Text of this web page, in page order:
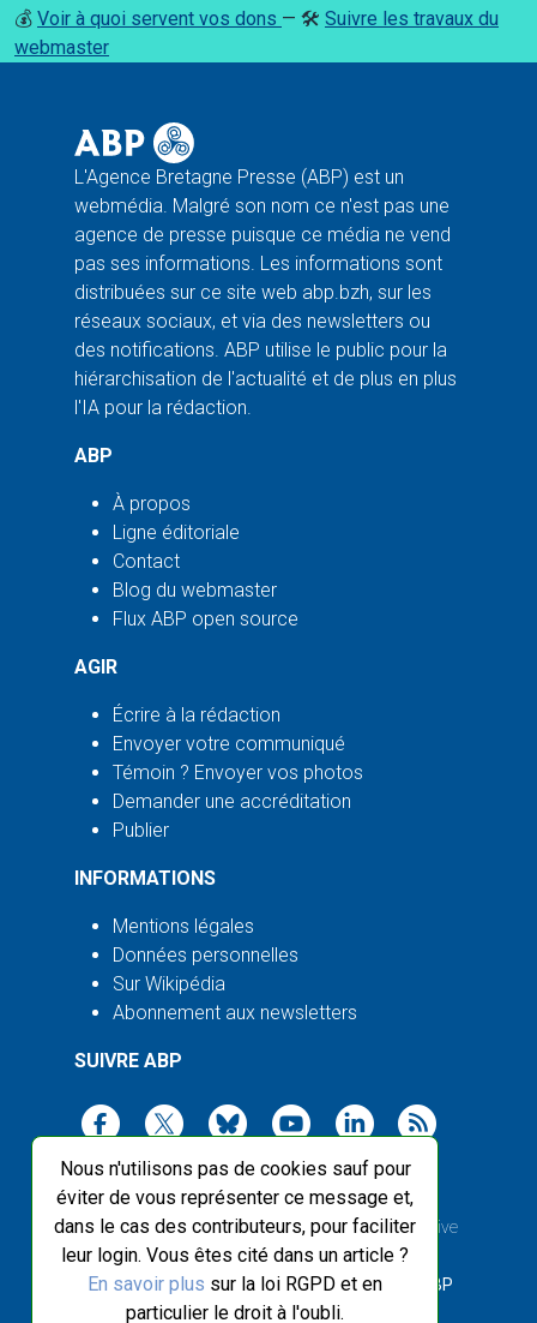
Nous n'utilisons pas de cookies sauf pour
éviter de vous représenter ce message et,
dans le cas des contributeurs, pour faciliter
leur login. Vous êtes cité dans un article ?
En savoir plus sur la loi RGPD et en
particulier le droit à l'oubli.
💰 Voir à quoi servent vos dons — 🛠️ Suivre les travaux du
webmaster
L'Agence Bretagne Presse (ABP) est un
webmédia. Malgré son nom ce n'est pas une
agence de presse puisque ce média ne vend
pas ses informations. Les informations sont
distribuées sur ce site web abp.bzh, sur les
réseaux sociaux, et via des newsletters ou
des notifications. ABP utilise le public pour la
hiérarchisation de l'actualité et de plus en plus
l'IA pour la rédaction.
ABP
À propos
Ligne éditoriale
Contact
Blog du webmaster
Flux ABP open source
AGIR
Écrire à la rédaction
Envoyer votre communiqué
Témoin ? Envoyer vos photos
Demander une accréditation
Publier
INFORMATIONS
Mentions légales
Données personnelles
Sur Wikipédia
Abonnement aux newsletters
SUIVRE ABP
2003-2026 ©Agence Bretagne Presse, sauf Creative
Commons
Front-end design :Breizhek Studio , Back-end : ABP